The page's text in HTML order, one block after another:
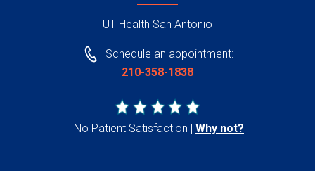
UT Health San Antonio
Schedule an appointment:
210-358-1838
No Patient Satisfaction Why not?